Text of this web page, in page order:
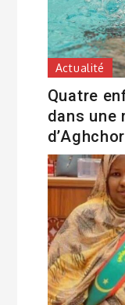
Actualité
Quatre
dans une